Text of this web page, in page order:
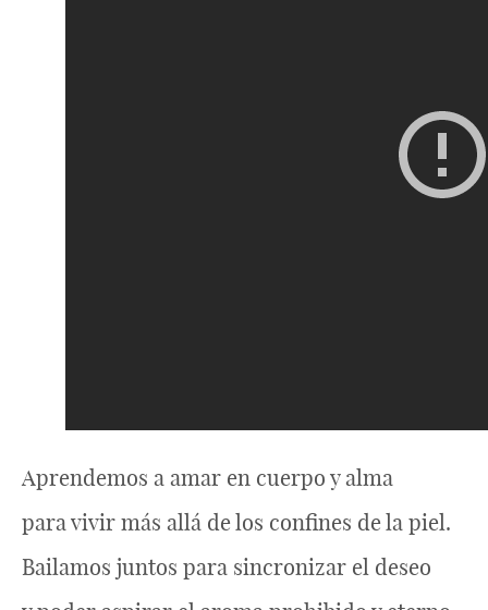
Aprendemos a amar en cuerpo y alma
para vivir más allá de los confines de la piel.
Bailamos juntos para sincronizar el deseo